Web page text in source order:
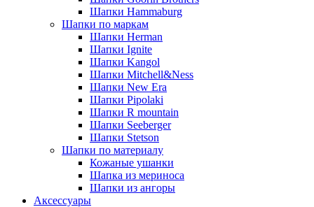
Шапки Hammaburg
Шапки по маркам
Шапки Herman
Шапки Ignite
Шапки Kangol
Шапки Mitchell&Ness
Шапки New Era
Шапки Pipolaki
Шапки R mountain
Шапки Seeberger
Шапки Stetson
Шапки по материалу
Кожаные ушанки
Шапка из мериноса
Шапки из ангоры
Аксессуары